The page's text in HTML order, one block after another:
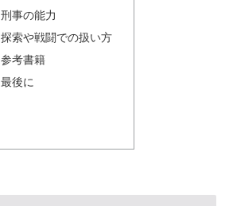
刑事の能力
探索や戦闘での扱い方
参考書籍
最後に